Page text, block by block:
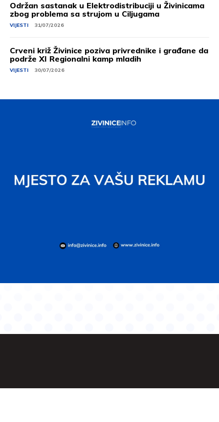
Održan sastanak u Elektrodistribuciji u Živinicama
zbog problema sa strujom u Ciljugama
VIJESTI 31/07/2026
Crveni križ Živinice poziva privrednike i građane da
podrže XI Regionalni kamp mladih
VIJESTI 30/07/2026